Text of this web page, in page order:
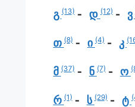
გ (13) დ (12) ვ
თ (8) ი (4) კ
მ (37) ნ (7) ო
რ (1) ს (29) ტ